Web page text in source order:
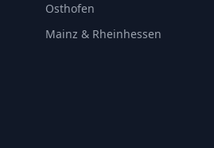
Osthofen
Mainz & Rheinhessen